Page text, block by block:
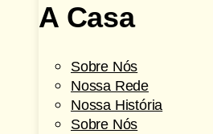
A Casa
Sobre Nós
Nossa Rede
Nossa História
Sobre Nós